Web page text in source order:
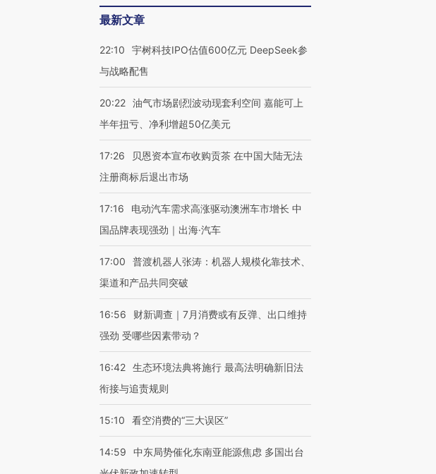
最新文章
22:10
宇树科技IPO估值600亿元 DeepSeek参
与战略配售
20:22 油气市场剧烈波动现套利空间 嘉能可上
半年扭亏、净利增超50亿美元
17:26
贝恩资本宣布收购贡茶 在中国大陆无法
注册商标后退出市场
17:16
电动汽车需求高涨驱动澳洲车市增长 中
国品牌表现强劲｜出海·汽车
17:00
普渡机器人张涛：机器人规模化靠技术、
渠道和产品共同突破
16:56
财新调查｜7月消费或有反弹、出口维持
强劲 受哪些因素带动？
16:42 生态环境法典将施行 最高法明确新旧法
衔接与追责规则
15:10 看空消费的“三大误区”
14:59
中东局势催化东南亚能源焦虑 多国出台